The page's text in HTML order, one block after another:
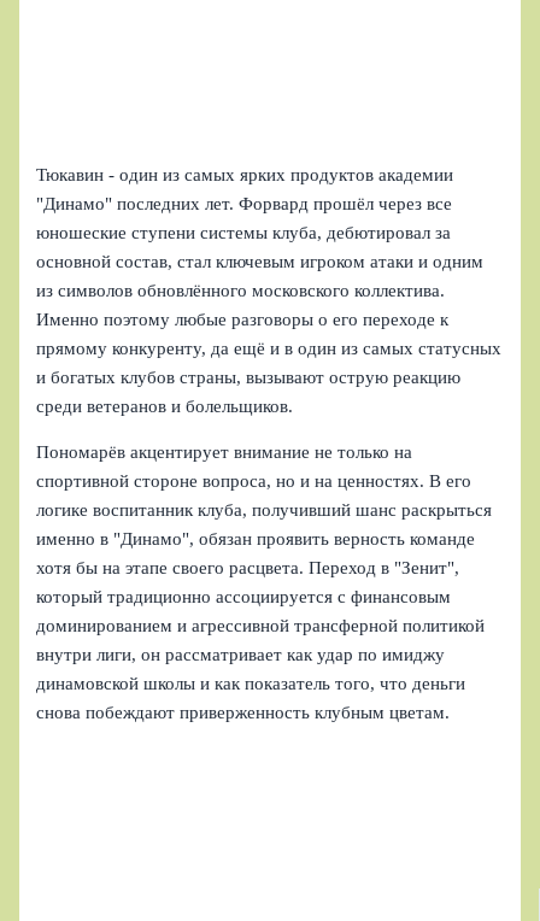
Тюкавин - один из самых ярких продуктов академии
"Динамо" последних лет. Форвард прошёл через все
юношеские ступени системы клуба, дебютировал за
основной состав, стал ключевым игроком атаки и одним
из символов обновлённого московского коллектива.
Именно поэтому любые разговоры о его переходе к
прямому конкуренту, да ещё и в один из самых статусных
и богатых клубов страны, вызывают острую реакцию
среди ветеранов и болельщиков.
Пономарёв акцентирует внимание не только на
спортивной стороне вопроса, но и на ценностях. В его
логике воспитанник клуба, получивший шанс раскрыться
именно в "Динамо", обязан проявить верность команде
хотя бы на этапе своего расцвета. Переход в "Зенит",
который традиционно ассоциируется с финансовым
доминированием и агрессивной трансферной политикой
внутри лиги, он рассматривает как удар по имиджу
динамовской школы и как показатель того, что деньги
снова побеждают приверженность клубным цветам.